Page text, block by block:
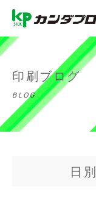
印刷ブログ
BLOG
日